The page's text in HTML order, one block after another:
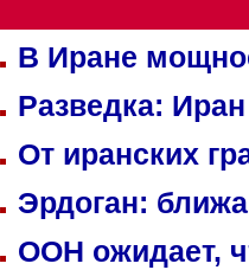
В Иране
Разведка:
От иранских
Эрдоган:
ООН ожидает,